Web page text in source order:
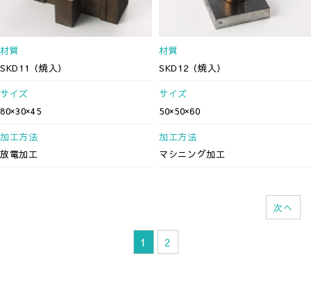
材質
SKD11（焼入）
サイズ
80×30×45
加工方法
放電加工
材質
SKD12（焼入）
サイズ
50×50×60
加工方法
マシニング加工
1 2
次へ